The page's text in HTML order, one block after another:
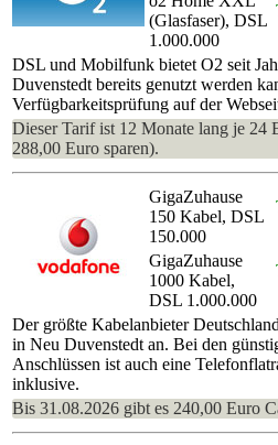
(Glasfaser), DSL
1.000.000
DSL und Mobilfunk bietet O2 seit
Duvenstedt bereits genutzt werden
Verfügbarkeitsprüfung auf der
Dieser Tarif ist 12 Monate lang je 24
288,00 Euro sparen).
GigaZuhause
150 Kabel, DSL
150.000
GigaZuhause
1000 Kabel,
DSL 1.000.000
Der größte Kabelanbieter
in Neu Duvenstedt an. Bei den
Anschlüssen ist auch eine
inklusive.
Bis 31.08.2026 gibt es 240,00 Euro